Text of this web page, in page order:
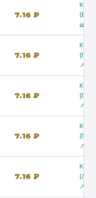
7.16 ₽
ш.) ↗
7.16 ₽
↗
7.16 ₽
↗
7.16 ₽
↗
7.16 ₽
↗